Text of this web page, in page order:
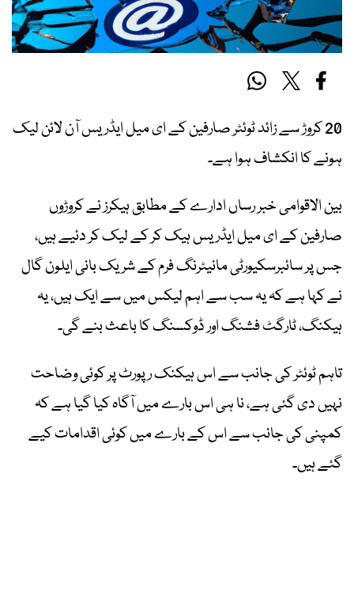
20 کروڑ سے زائد ٹوئٹر صارفین کے ای میل ایڈریس آن لائن لیک
ہونے کا انکشاف ہوا ہے۔
بین الاقوامی خبر رساں ادارے کے مطابق ہیکرز نے کروڑوں
صارفین کے ای میل ایڈریس ہیک کر کے لیک کر دئیے ہیں،
جس پر سائبرسکیورٹی مانیٹرنگ فرم کے شریک بانی ایلون گال
نے کہا ہے کہ یہ سب سے اہم لیکس میں سے ایک ہیں، یہ
ہیکنگ، ٹارگٹ فشنگ اور ڈوکسنگ کا باعث بنے گی۔
تاہم ٹوئٹر کی جانب سے اس ہیکنک رپورٹ پر کوئی وضاحت
نہیں دی گئی ہے، نا ہی اس بارے میں آگاہ کیا گیا ہے کہ
کمپنی کی جانب سے اس کے بارے میں کوئی اقدامات کیے
گئے ہیں۔